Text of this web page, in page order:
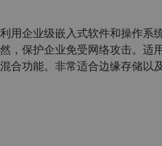
利用企业级嵌入式软件和操作系
然，保护企业免受网络攻击。适
混合功能。非常适合边缘存储以